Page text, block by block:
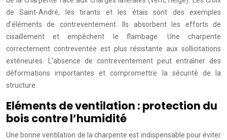
de Saint-André, les tirants et les étais sont des exemples
d’éléments de contreventement. Ils absorbent les efforts de
cisaillement et empêchent le flambage. Une charpente
correctement contreventée est plus résistante aux sollicitations
extérieures. L’absence de contreventement peut entraîner des
déformations importantes et compromettre la sécurité de la
structure.
Eléments de ventilation : protection du
bois contre l’humidité
Une bonne ventilation de la charpente est indispensable pour éviter